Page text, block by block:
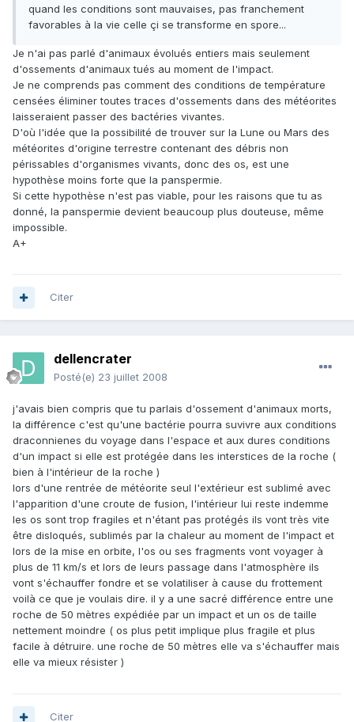
quand les conditions sont mauvaises, pas franchement
favorables à la vie celle çi se transforme en spore...
Je n'ai pas parlé d'animaux évolués entiers mais seulement
d'ossements d'animaux tués au moment de l'impact.
Je ne comprends pas comment des conditions de température
censées éliminer toutes traces d'ossements dans des météorites
laisseraient passer des bactéries vivantes.
D'où l'idée que la possibilité de trouver sur la Lune ou Mars des
météorites d'origine terrestre contenant des débris non
périssables d'organismes vivants, donc des os, est une
hypothèse moins forte que la panspermie.
Si cette hypothèse n'est pas viable, pour les raisons que tu as
donné, la panspermie devient beaucoup plus douteuse, même
impossible.
A+
Citer
dellencrater
Posté(e) 23 juillet 2008
j'avais bien compris que tu parlais d'ossement d'animaux morts,
la différence c'est qu'une bactérie pourra suvivre aux conditions
draconnienes du voyage dans l'espace et aux dures conditions
d'un impact si elle est protégée dans les interstices de la roche (
bien à l'intérieur de la roche )
lors d'une rentrée de météorite seul l'extérieur est sublimé avec
l'apparition d'une croute de fusion, l'intérieur lui reste indemme
les os sont trop fragiles et n'étant pas protégés ils vont très vite
être disloqués, sublimés par la chaleur au moment de l'impact et
lors de la mise en orbite, l'os ou ses fragments vont voyager à
plus de 11 km/s et lors de leurs passage dans l'atmosphère ils
vont s'échauffer fondre et se volatiliser à cause du frottement
voilà ce que je voulais dire. il y a une sacré différence entre une
roche de 50 mètres expédiée par un impact et un os de taille
nettement moindre ( os plus petit implique plus fragile et plus
facile à détruire. une roche de 50 mètres elle va s'échauffer mais
elle va mieux résister )
Citer